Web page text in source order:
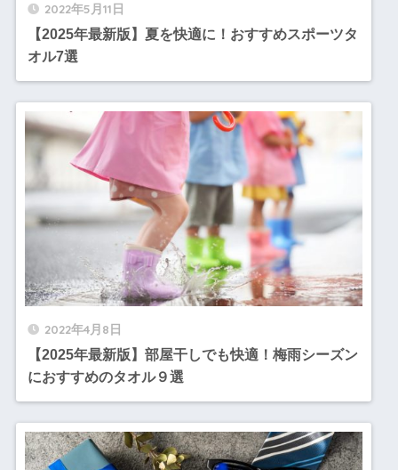
2022年5月11日
【2025年最新版】夏を快適に！おすすめスポーツタ
オル7選
2022年4月8日
【2025年最新版】部屋干しでも快適！梅雨シーズン
におすすめのタオル９選